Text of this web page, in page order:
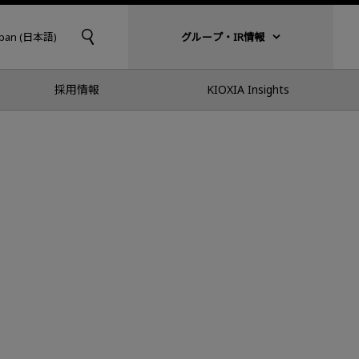
(日本語) グループ・IR情報
採用情報 KIOXIA Insights